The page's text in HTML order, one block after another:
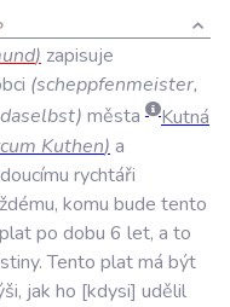
) zapisuje
(scheppfenmeister,
daselbst) města
Kutná
Kuthen) a
rychtáři
, komu bude tento
platpo dobu 6 let, a to
.Tento platmá být
, jak ho kdysi udělil